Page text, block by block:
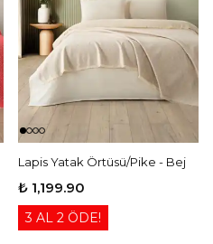
Lapis Yatak Örtüsü/Pike - Bej
₺ 1,199.90
3 AL 2 ÖDE!